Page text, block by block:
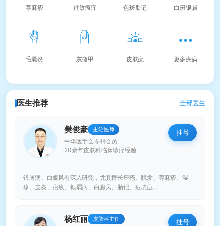
荨麻疹 过敏瘙痒 色斑胎记 白斑银屑
毛囊炎 灰指甲 皮肤疣 更多疾病
医生推荐 全部医生
樊俊豪 主治医师
中华医学会专科会员
20余年皮肤科临床诊疗经验
挂号
银屑病、白癜风有深入研究，尤其擅长痤疮、脱发、荨麻疹、湿
疹、皮炎、疤痕、银屑病、白癜风、胎记、痘坑痘...
杨红丽 皮肤科主任 挂号